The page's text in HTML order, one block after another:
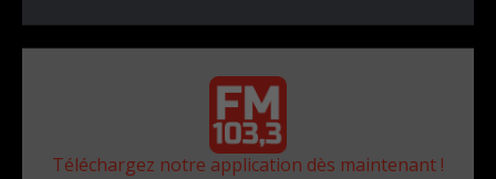
Téléchargez notre application dès maintenant !